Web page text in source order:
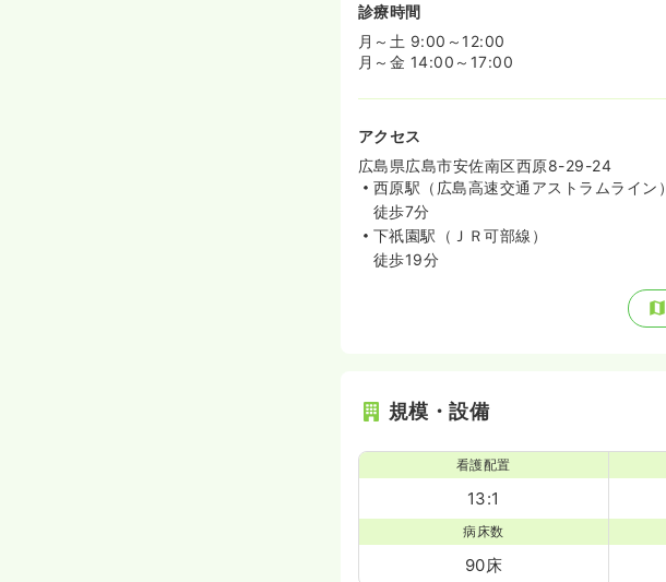
診療時間
月～土 9:00～12:00
月～金 14:00～17:00
アクセス
広島県広島市安佐南区西原8-29-24
西原駅（広島高速交通アストラムライン）
徒歩7分
下祇園駅（ＪＲ可部線）
徒歩19分
規模・設備
看護配置
13:1
病床数
90床